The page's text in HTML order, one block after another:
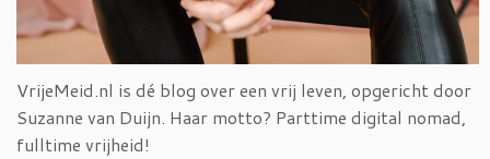
VrijeMeid.nl is dé blog over een vrij leven, opgericht door
Suzanne van Duijn. Haar motto? Parttime digital nomad,
fulltime vrijheid!